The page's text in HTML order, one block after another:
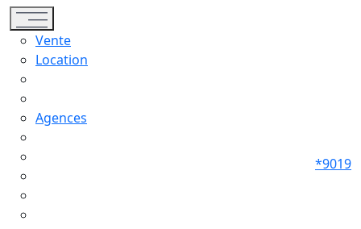
Toggle navigation
Vente
Location
Agences
*9019